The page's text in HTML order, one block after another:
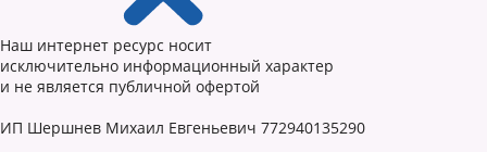
Наш интернет ресурс носит
исключительно информационный характер
и не является публичной офертой
ИП Шершнев Михаил Евгеньевич 772940135290